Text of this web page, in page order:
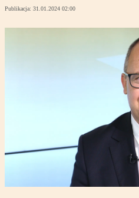
Publikacja: 31.01.2024 02:00